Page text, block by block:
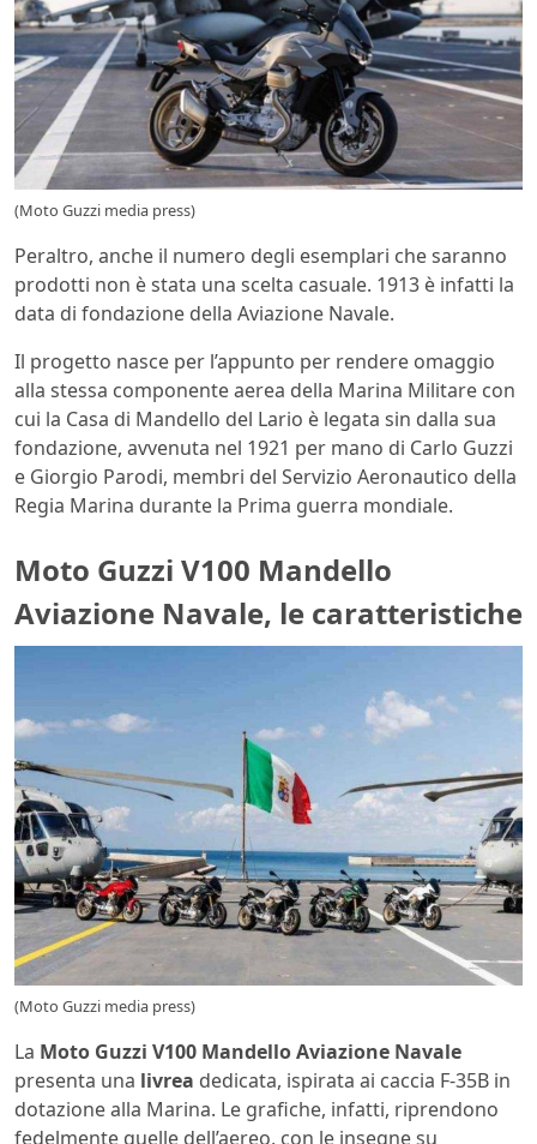
(Moto Guzzi media press)
Peraltro, anche il numero degli esemplari che saranno
prodotti non è stata una scelta casuale. 1913 è infatti la
data di fondazione della Aviazione Navale.
Il progetto nasce per l’appunto per rendere omaggio
alla stessa componente aerea della Marina Militare con
cui la Casa di Mandello del Lario è legata sin dalla sua
fondazione, avvenuta nel 1921 per mano di Carlo Guzzi
e Giorgio Parodi, membri del Servizio Aeronautico della
Regia Marina durante la Prima guerra mondiale.
Moto Guzzi V100 Mandello
Aviazione Navale, le caratteristiche
(Moto Guzzi media press)
La Moto Guzzi V100 Mandello Aviazione Navale
presenta una livrea dedicata, ispirata ai caccia F-35B in
dotazione alla Marina. Le grafiche, infatti, riprendono
fedelmente quelle dell’aereo, con le insegne su